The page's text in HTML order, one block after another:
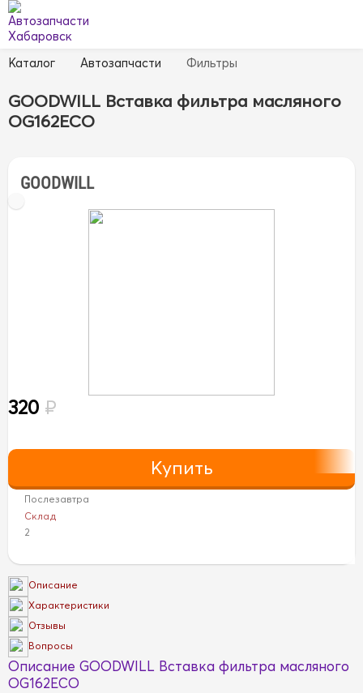
Каталог Автозапчасти Фильтры
GOODWILL Вставка фильтра масляного
OG162ECO
GOODWILL
320 ₽
Послезавтра
Склад
2
Описание
Характеристики
Отзывы
Вопросы
Описание GOODWILL Вставка фильтра масляного
OG162ECO